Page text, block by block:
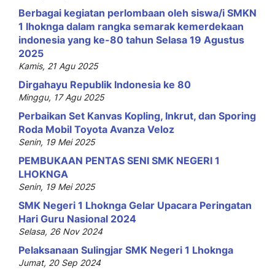
Berbagai kegiatan perlombaan oleh siswa/i SMKN
1 lhoknga dalam rangka semarak kemerdekaan
indonesia yang ke-80 tahun Selasa 19 Agustus
2025
Kamis, 21 Agu 2025
Dirgahayu Republik Indonesia ke 80
Minggu, 17 Agu 2025
Perbaikan Set Kanvas Kopling, Inkrut, dan Sporing
Roda Mobil Toyota Avanza Veloz
Senin, 19 Mei 2025
PEMBUKAAN PENTAS SENI SMK NEGERI 1
LHOKNGA
Senin, 19 Mei 2025
SMK Negeri 1 Lhoknga Gelar Upacara Peringatan
Hari Guru Nasional 2024
Selasa, 26 Nov 2024
Pelaksanaan Sulingjar SMK Negeri 1 Lhoknga
Jumat, 20 Sep 2024